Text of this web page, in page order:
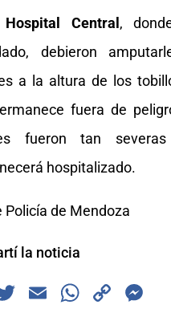
Hospital Central,
debieron
a la altura de los
fuera de
fueron tan
hospitalizado.
Policía de Mendoza
la noticia
T
E
W
C